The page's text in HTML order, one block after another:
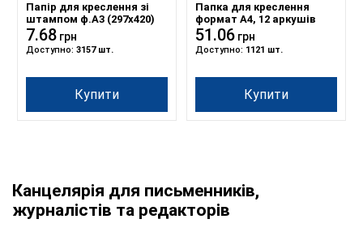
Папір для креслення зі
штампом ф.А3 (297х420)
7.68 грн
Доступно: 3157 шт.
Купити
Папка для креслення
формат А4, 12 аркушів
51.06 грн
Доступно: 1121 шт.
Купити
Канцелярія для письменників,
журналістів та редакторів